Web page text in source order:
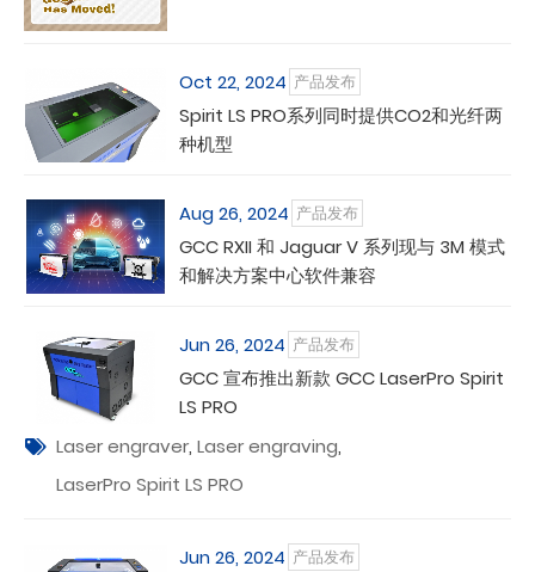
Oct 22, 2024 产品发布
Spirit LS PRO系列同时提供CO2和光纤两
种机型
Aug 26, 2024 产品发布
GCC RXII 和 Jaguar V 系列现与 3M 模式
和解决方案中心软件兼容
Jun 26, 2024 产品发布
GCC 宣布推出新款 GCC LaserPro Spirit
LS PRO
Laser engraver, Laser engraving,
LaserPro Spirit LS PRO
Jun 26, 2024 产品发布